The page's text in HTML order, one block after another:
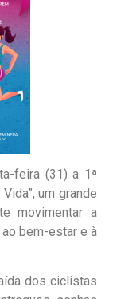
feira (31) a 1ª
um grande
movimentar a
bem-estar e à
dos ciclistas